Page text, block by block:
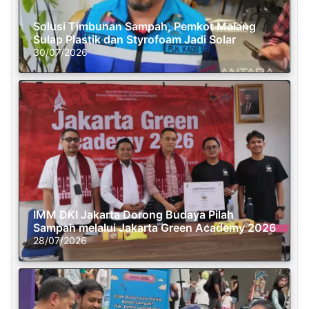
Solusi Timbunan Sampah, Pemkot Malang
Sulap Plastik dan Styrofoam Jadi Solar
30/07/2026
IMM DKI Jakarta Dorong Budaya Pilah
Sampah melalui Jakarta Green Academy 2026
28/07/2026